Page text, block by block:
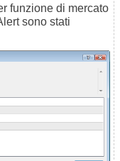
funzione di mercato
sono stati